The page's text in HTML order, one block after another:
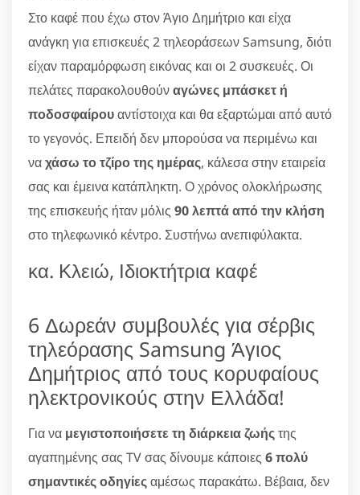
Στο καφέ που έχω στον Άγιο Δημήτριο και είχα
ανάγκη για επισκευές 2 τηλεοράσεων Samsung, διότι
είχαν παραμόρφωση εικόνας και οι 2 συσκευές. Οι
πελάτες παρακολουθούναγώνες μπάσκετ ή
ποδοσφαίρουαντίστοιχα και θα εξαρτώμαι από αυτό
το γεγονός. Επειδή δεν μπορούσα να περιμένω και
ναχάσω το τζίρο της ημέρας, κάλεσα στην εταιρεία
σας και έμεινα κατάπληκτη. Ο χρόνος ολοκλήρωσης
της επισκευής ήταν μόλις 90 λεπτά από την κλήση
στο τηλεφωνικό κέντρο. Συστήνω ανεπιφύλακτα.
κα. Κλειώ, Ιδιοκτήτρια καφέ
6 Δωρεάν συμβουλές για σέρβις
τηλεόρασης Samsung Άγιος
Δημήτριος από τους κορυφαίους
ηλεκτρονικούς στην Ελλάδα!
Για να μεγιστοποιήσετε τη διάρκεια ζωήςτης
αγαπημένης σας TV σας δίνουμε κάποιες 6 πολύ
σημαντικές οδηγίεςαμέσως παρακάτω. Βέβαια, δεν